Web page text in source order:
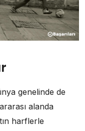
genelinde de
alanda
harflerle